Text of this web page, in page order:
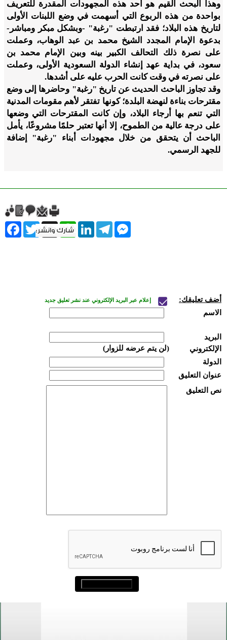
وهذا البحث القيم هو أحد هذه المجهودات المقدرة للتعريف
بواحدة من هذه الربوع التي أسهمت في وضع اللبنات الأولى
لتاريخ هذه البلاد؛ فقد ارتبطت "رغبة" -وبشكل مبكر ومباشر-
بدعوة الإمام المجدد الشيخ محمد بن عبد الوهاب، وعملت
على نصرة ذلك التحالف الكبير بينه وبين الإمام محمد بن
سعود، في بداية عهد إنشاء الدولة السعودية الأولى، وعملت
على نصرته في وقت كانت الحرب عليه على أشدها.
وقد تجاوز الباحث الحديث عن تاريخ "رغبة" وحاضرها إلى وضع
مقترحات بناءة لنهضة البلدة؛ كونها تفتقر لأهم مقومات المدنية
التي تنعم بها أرجاء البلاد، وإن كانت المقترحات التي وضعها
على درجة عالية من الطموح، إلا أنها تعتبر حلمًا مشروعًا، يأمل
الباحث أن يتحقق من خلال مجهودات أبناء "رغبة" إضافة
للجهد الرسمي.
Twitter X
WhatsApp
LinkedInTelegram
Messenger
أضف تعليقك: إعلام عبر البريد الإلكتروني عند نشر تعليق جديد
الاسم
البريد
الإلكتروني
(لن يتم عرضه للزوار)
الدولة
عنوان التعليق
نص التعليق